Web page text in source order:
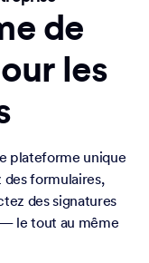
de
les
plateforme unique
formulaires,
des signatures
le tout au même